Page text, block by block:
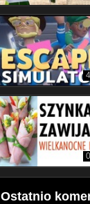
Ostatnio